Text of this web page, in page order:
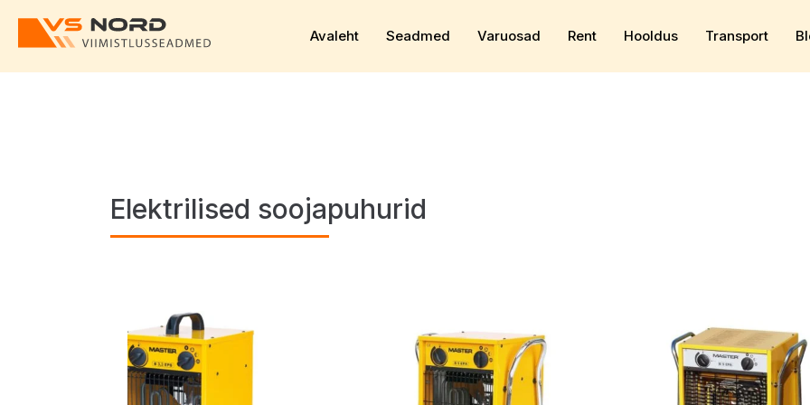
Avaleht Seadmed Varuosad Rent Hooldus Transport
Elektrilised soojapuhurid